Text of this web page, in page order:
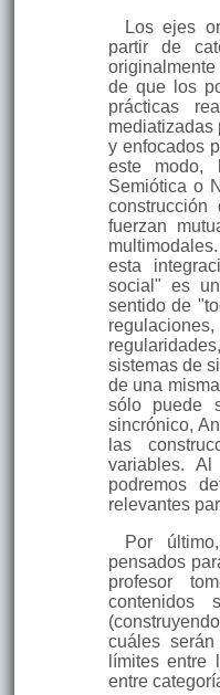
Los ejes
partir de
de que los
prácticas
mediatizadas
y enfocados
este modo,
Semiótica o
fuerzan
esta
social" es
sentido de
sistemas de
de una
sólo puede
sincrónico,
las
variables.
podremos
relevantes
Por
pensados
profesor
contenidos
cuáles
límites entre
entre